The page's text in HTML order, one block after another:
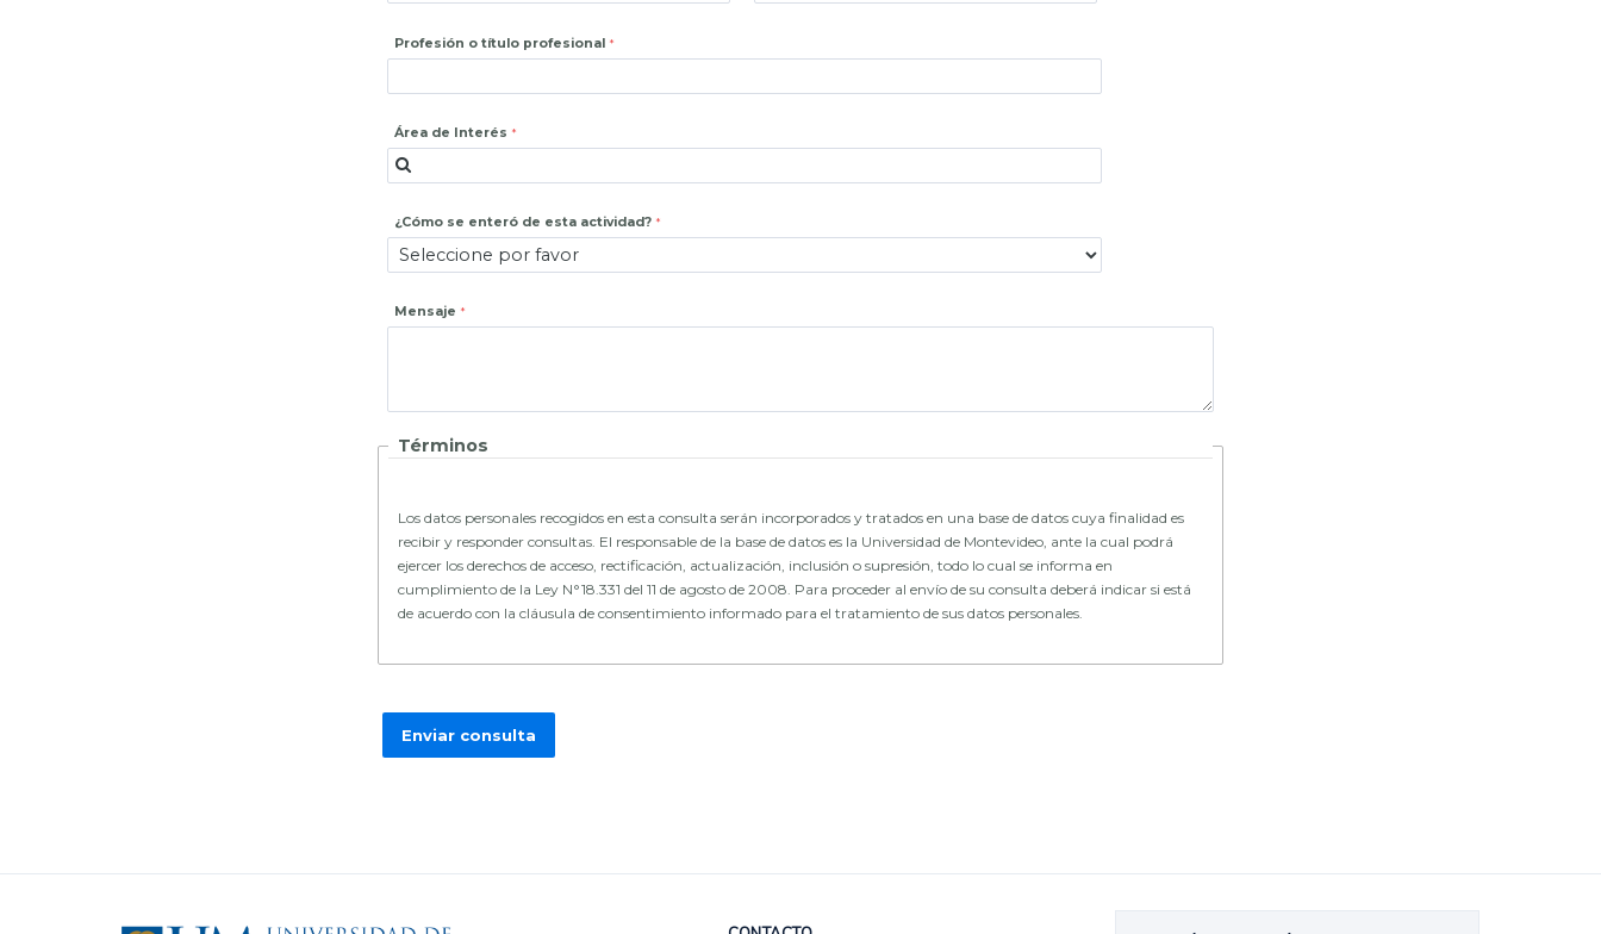
Profesión o título profesional
Área de Interés
¿Cómo se enteró de esta actividad?
Mensaje
Términos
Los datos personales recogidos en esta consulta serán incorporados y tratados en una base de datos cuya finalidad es
recibir y responder consultas. El responsable de la base de datos es la Universidad de Montevideo, ante la cual podrá
ejercer los derechos de acceso, rectificación, actualización, inclusión o supresión, todo lo cual se informa en
cumplimiento de la Ley N°18.331 del 11 de agosto de 2008. Para proceder al envío de su consulta deberá indicar si está
de acuerdo con la cláusula de consentimiento informado para el tratamiento de sus datos personales.